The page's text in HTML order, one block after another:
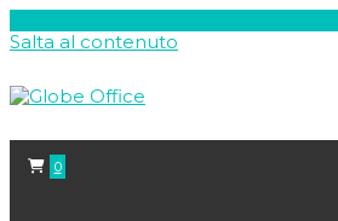
Salta al contenuto
0